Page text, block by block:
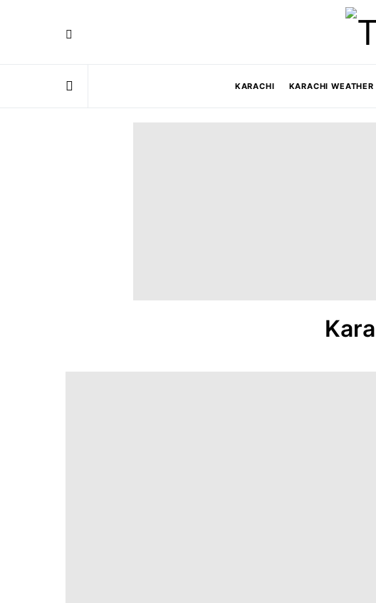
KARACHI KARACHI WEATHER